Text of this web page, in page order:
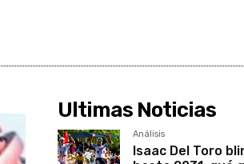
Ultimas Noticias
Análisis
Isaac Del Toro